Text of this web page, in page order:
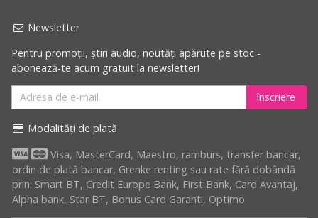
Newsletter
Pentru promoții, știri audio, noutăți apărute pe stoc -
abonează-te acum gratuit la newsletter!
înscriere
Modalități de plată
Visa, MasterCard, Maestro, ramburs, transfer bancar,
ordin de plată bancar, Grenke renting sau rate fără dobândă
prin: Smart BT, Credit Europe Bank, First Bank, Card Avantaj,
Alpha bank, Star BT, Bonus Card Garanti, Optimo